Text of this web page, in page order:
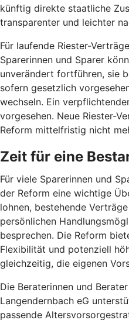
künftig direkte staatliche
transparenter und leichter
Für laufende Riester-
Sparerinnen und Sparer
unverändert fortführen, sie
sofern gesetzlich
wechseln. Ein
vorgesehen. Neue Riester-
Reform mittelfristig nicht
Zeit für eine
Für viele Sparerinnen und
der Reform eine wichtige
lohnen, bestehende
persönlichen
besprechen. Die Reform
Flexibilität und potenziell
gleichzeitig, die eigenen
Die Beraterinnen und
Langendernbach eG
passende